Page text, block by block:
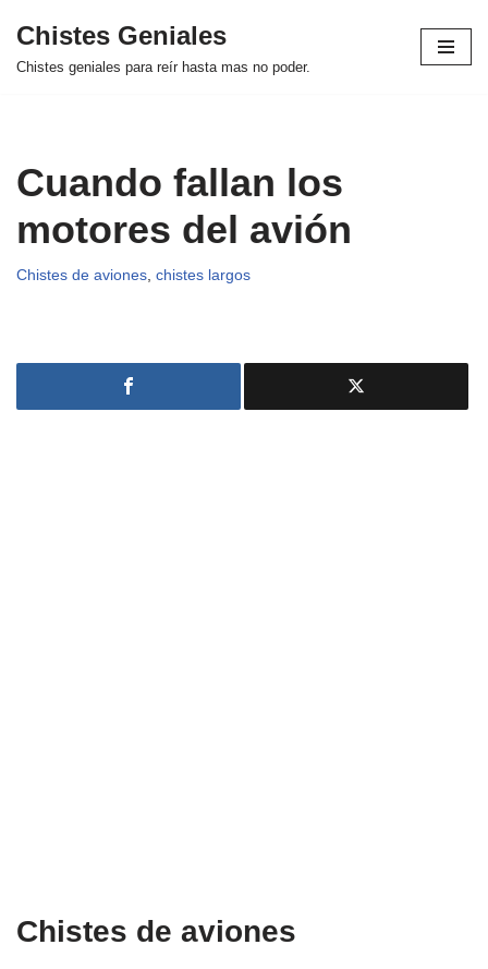
Saltar
Chistes Geniales
Chistes geniales para reír hasta mas no poder.
Cuando fallan los
motores del avión
Chistes de aviones, chistes largos
Chistes de aviones